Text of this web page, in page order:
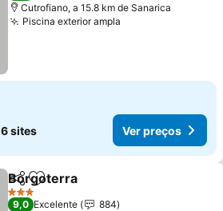
Cutrofiano, a 15.8 km de Sanarica
Piscina exterior ampla
6 sites Ver preços
PartilharAdicionar aos favoritos
Borgoterra
3 Estrelas
9,0 Excelente
884